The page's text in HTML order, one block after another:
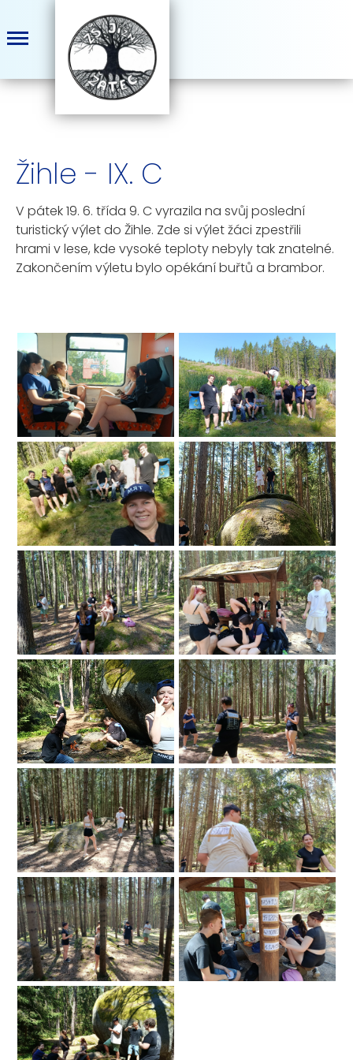
Žihle - IX. C
V pátek 19. 6. třída 9. C vyrazila na svůj poslední
turistický výlet do Žihle. Zde si výlet žáci zpestřili
hrami v lese, kde vysoké teploty nebyly tak znatelné.
Zakončením výletu bylo opékání buřtů a brambor.